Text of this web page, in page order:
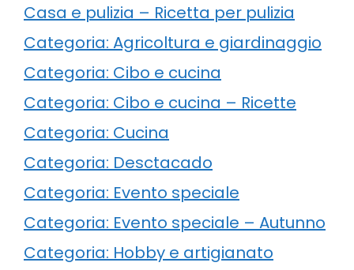
Casa e pulizia – Ricetta per pulizia
Categoria: Agricoltura e giardinaggio
Categoria: Cibo e cucina
Categoria: Cibo e cucina – Ricette
Categoria: Cucina
Categoria: Desctacado
Categoria: Evento speciale
Categoria: Evento speciale – Autunno
Categoria: Hobby e artigianato